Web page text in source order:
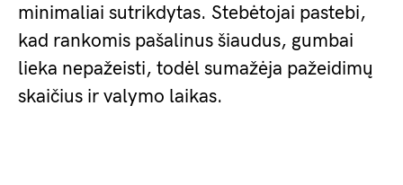
minimaliai sutrikdytas. Stebėtojai pastebi,
kad rankomis pašalinus šiaudus, gumbai
lieka nepažeisti, todėl sumažėja pažeidimų
skaičius ir valymo laikas.